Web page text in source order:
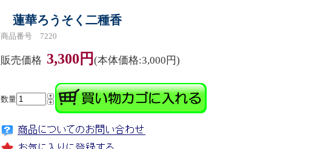
蓮華ろうそく二種香
商品番号 7220
販売価格 3,300円(本体価格:3,000円)
数量